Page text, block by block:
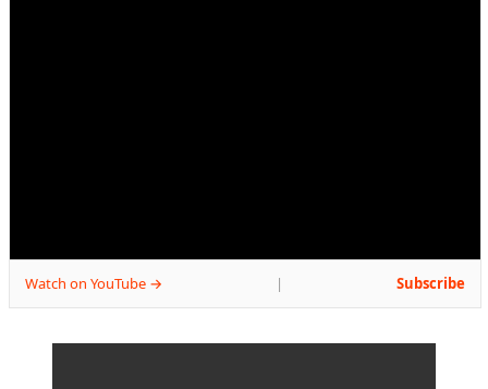
Watch on YouTube → | Subscribe